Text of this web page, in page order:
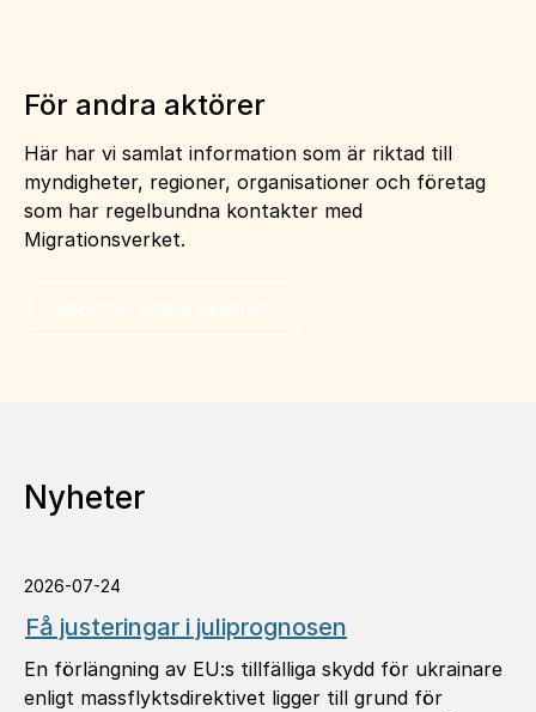
För andra aktörer
Här har vi samlat information som är riktad till
myndigheter, regioner, organisationer och företag
som har regelbundna kontakter med
Migrationsverket.
Nyheter
2026-07-24
Få justeringar i juliprognosen
En förlängning av EU:s tillfälliga skydd för ukrainare
enligt massflyktsdirektivet ligger till grund för